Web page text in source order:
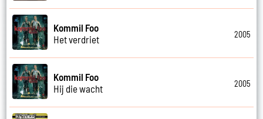
Kommil Foo
Het verdriet
2005
Kommil Foo
Hij die wacht
2005